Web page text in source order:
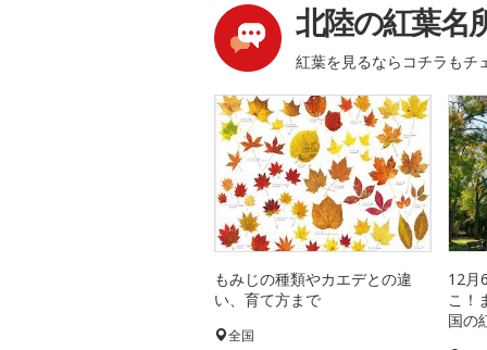
北陸の紅葉名
紅葉を見るならコチラもチ
もみじの種類やカエデとの違
い、育て方まで
全国
12月
こ！
国の